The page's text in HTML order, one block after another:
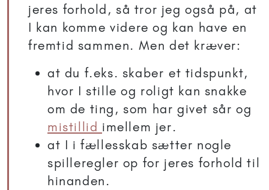
jeres forhold, så tror jeg også på, at
I kan komme videre og kan have en
fremtid sammen. Men det kræver:
at du f.eks. skaber et tidspunkt,
hvor I stille og roligt kan snakke
om de ting, som har givet sår og
mistillid imellem jer.
at I i fællesskab sætter nogle
spilleregler op for jeres forhold til
hinanden.